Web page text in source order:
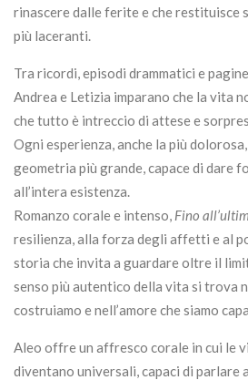
rinascere dalle ferite e che restituisce
più laceranti.
Tra ricordi, episodi drammatici e
Andrea e Letizia imparano che la vita
che tutto è intreccio di attese e
Ogni esperienza, anche la più
geometria più grande, capace di dare
all’intera esistenza.
Romanzo corale e intenso, Fino
resilienza, alla forza degli affetti e al
storia che invita a guardare oltre il
senso più autentico della vita si trova
costruiamo e nell’amore che siamo
Aleo offre un affresco corale in cui le
diventano universali, capaci di parlare